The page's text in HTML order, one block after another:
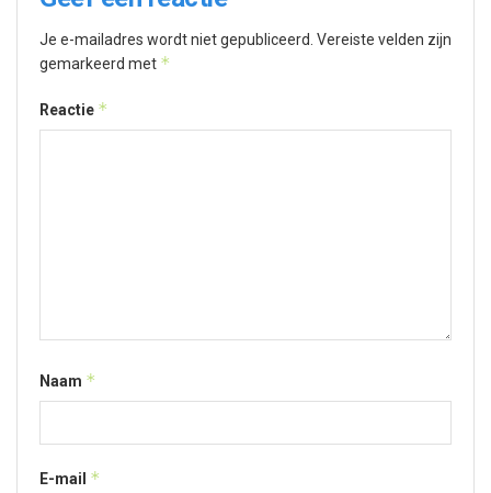
Je e-mailadres wordt niet gepubliceerd. Vereiste velden zijn
gemarkeerd met *
Reactie *
Naam *
E-mail *